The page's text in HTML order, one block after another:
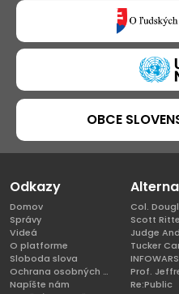
OBCE
Odkazy
Domov
Správy
Videá
O platforme
Sloboda slova
Ochrana osobných údajov
Napíšte nám
Scott
Prof.
Re:Public